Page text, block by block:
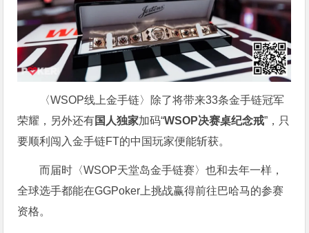
〈WSOP线上金手链〉除了将带来33条金手链冠军
荣耀，另外还有国人独家加码“WSOP决赛桌纪念戒”，只
要顺利闯入金手链FT的中国玩家便能斩获。
而届时〈WSOP天堂岛金手链赛〉也和去年一样，
全球选手都能在GGPoker上挑战赢得前往巴哈马的参赛
资格。